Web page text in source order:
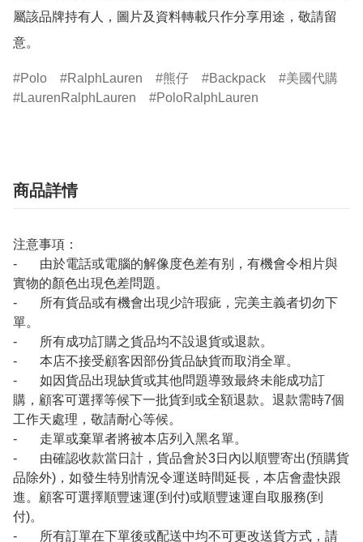
屬該品牌持有人，圖片及資料轉載只作分享用途，敬請留
意。
Polo RalphLauren 熊仔 Backpack
美國代購
LaurenRalphLauren
PoloRalphLauren
商品詳情
注意事項：
- 由於電話或電腦的解像度色差有别，有機會令相片與
實物的顏色出現色差問題。
- 所有貨品或有機會出現少許瑕疵，完美主義者切勿下
單。
- 所有成功訂購之貨品均不設退貨或退款。
- 本店不接受顧客因部份貨品缺貨而取消全單。
- 如因貨品出現缺貨或其他問題導致最終未能成功訂
購，顧客可選擇等候下一批貨到或全額退款。退款需時7個
工作天處理，敬請耐心等候。
- 走單或棄單者將被本店列入黑名單。
- 由確認收款當日計，貨品會於3日內以順豐寄出(預購貨
品除外)，如發生特別情況令運送時間延長，本店會盡快跟
進。顧客可選擇順豐速運(到付)或順豐速運自取服務(到
付)。
- 所有訂單在下單後或配送中均不可更改送貨方式，請